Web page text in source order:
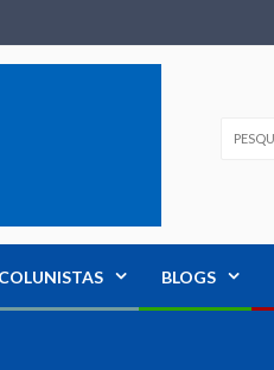
COLUNISTAS BLOGS